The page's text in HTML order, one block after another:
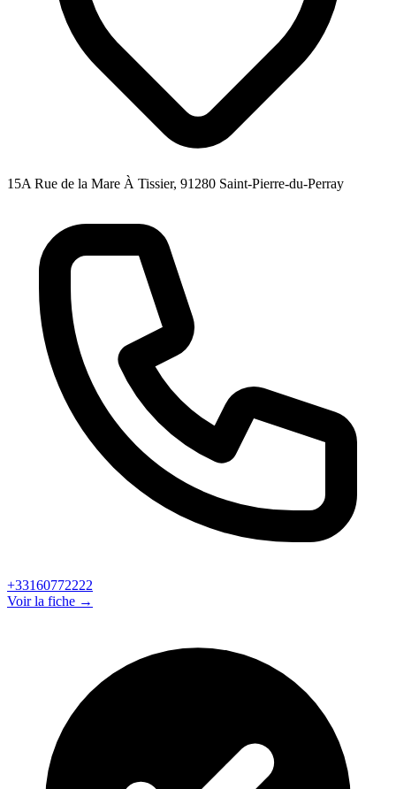
15A Rue de la Mare À Tissier, 91280 Saint-Pierre-du-Perray
+33160772222
Voir la fiche →